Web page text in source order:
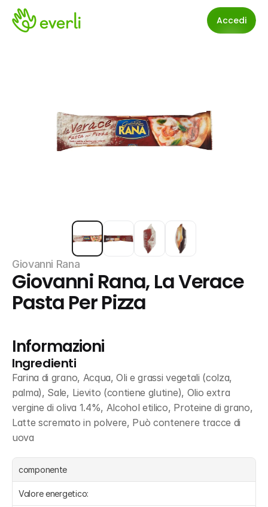
Accedi
Giovanni Rana
Giovanni Rana, La Verace
Pasta Per Pizza
Informazioni
Ingredienti
Farina di grano, Acqua, Oli e grassi vegetali (colza,
palma), Sale, Lievito (contiene glutine), Olio extra
vergine di oliva 1.4%, Alcohol etilico, Proteine di grano,
Latte scremato in polvere, Può contenere tracce di
uova
componente
Valore energetico: